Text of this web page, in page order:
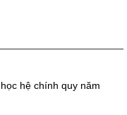
hệ chính quy năm